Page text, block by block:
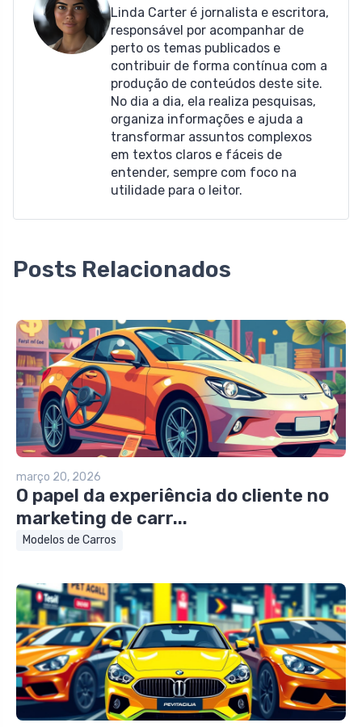
Linda Carter é jornalista e escritora,
responsável por acompanhar de
perto os temas publicados e
contribuir de forma contínua com a
produção de conteúdos deste site.
No dia a dia, ela realiza pesquisas,
organiza informações e ajuda a
transformar assuntos complexos
em textos claros e fáceis de
entender, sempre com foco na
utilidade para o leitor.
Posts Relacionados
março 20, 2026
O papel da experiência do cliente no
marketing de carr...
Modelos de Carros